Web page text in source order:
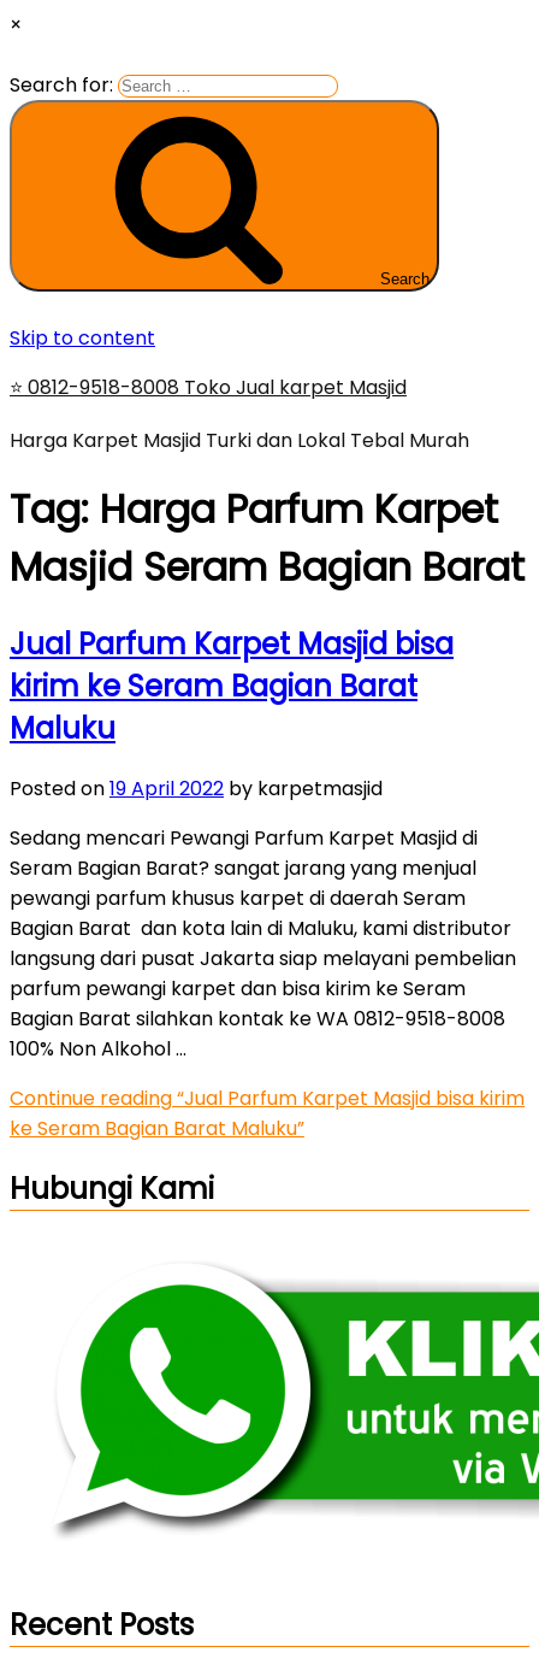
×
Search for:
Search
Skip to content
⭐ 0812-9518-8008 Toko Jual karpet Masjid
Harga Karpet Masjid Turki dan Lokal Tebal Murah
Tag: Harga Parfum Karpet
Masjid Seram Bagian Barat
Jual Parfum Karpet Masjid bisa
kirim ke Seram Bagian Barat
Maluku
Posted on19 April 2022 by karpetmasjid
Sedang mencari Pewangi Parfum Karpet Masjid di
Seram Bagian Barat? sangat jarang yang menjual
pewangi parfum khusus karpet di daerah Seram
Bagian Barat dan kota lain di Maluku, kami distributor
langsung dari pusat Jakarta siap melayani pembelian
parfum pewangi karpet dan bisa kirim ke Seram
Bagian Barat silahkan kontak ke WA 0812-9518-8008
100% Non Alkohol …
Continue reading“Jual Parfum Karpet Masjid bisa kirim
ke Seram Bagian Barat Maluku”
Hubungi Kami
Recent Posts